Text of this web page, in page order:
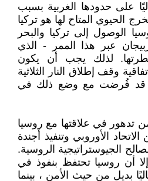
على حدودها الغربية بسبب
الحيوي المتاح لها هو تركيا
الوصول إلى تركيا والبحر
عبر هذا الممر - الذي
لذلك يجب أن يكون
النقطة 9 من اتفاقية وقف إطلاق النار الثلاثية
المؤرخة 9 نوفمبر 2020 قد فُرضت مع وضع ذلك في
من تدهور في علاقتها مع روسيا
الأوروبي وتنفيذ أجندة
الجيوستراتيجية الروسية.
أن روسيا تحتفظ بنفوذ في
بديل من حيث الأمن ، بينما